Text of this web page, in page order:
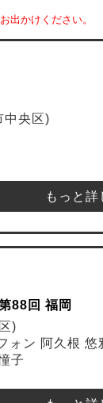
出かけください。
中央区)
もっと詳
88回 福岡
)
ン 阿久根 悠
子